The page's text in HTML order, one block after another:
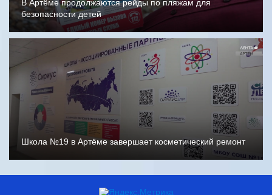
В Артёме продолжаются рейды по пляжам для
безопасности детей
Школа №19 в Артёме завершает косметический ремонт